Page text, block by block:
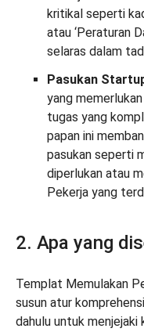
kritikal seperti
atau ‘Peraturan
selaras dalam
Pasukan
yang
tugas yang
papan ini
pasukan seperti
diperlukan atau
Pekerja yang
2. Apa yang
Templat Memulakan
susun atur
dahulu untuk menjejaki